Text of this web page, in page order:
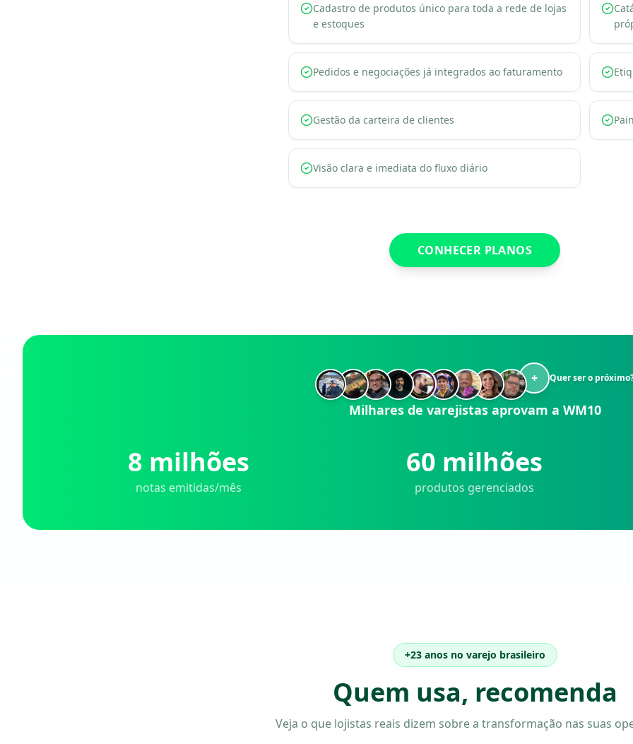
Cadastro de produtos único para toda a rede de lojas
e estoques
Pedidos e negociações já integrados ao faturamento
Gestão da carteira de clientes
Visão clara e imediata do fluxo diário
CONHECER PLANOS
+ Quer ser o próximo?
Milhares de varejistas aprovam a WM10
8 milhões
notas emitidas/mês
60 milhões
produtos gerenciados
+23 anos no varejo brasileiro
Quem usa, recomenda
Veja o que lojistas reais dizem sobre a transformação nas suas